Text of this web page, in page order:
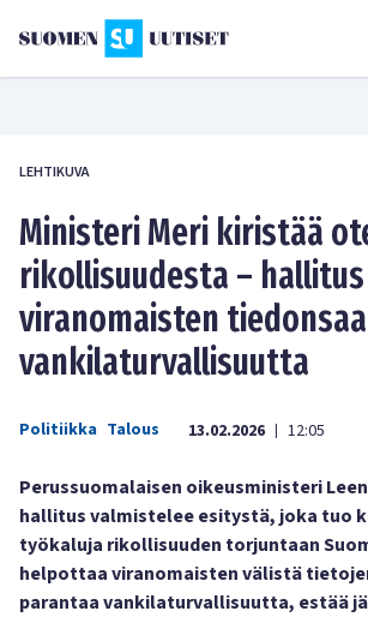
LEHTIKUVA
Ministeri Meri kiristää
rikollisuudesta –
viranomaisten
vankilaturvallisuutta
Politiikka Talous 13.02.2026 | 12:05
Perussuomalaisen oikeusministeri
hallitus valmistelee esitystä, joka tuo
työkaluja rikollisuuden torjuntaan
helpottaa viranomaisten välistä
parantaa vankilaturvallisuutta, estää